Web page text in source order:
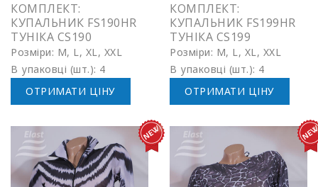
КОМПЛЕКТ:
КУПАЛЬНИК FS190HR
ТУНІКА CS190
Розміри: M, L, XL, XXL
В упаковці (шт.): 4
ОТРИМАТИ ЦІНУ
КОМПЛЕКТ:
КУПАЛЬНИК FS199HR
ТУНІКА CS199
Розміри: M, L, XL, XXL
В упаковці (шт.): 4
ОТРИМАТИ ЦІНУ